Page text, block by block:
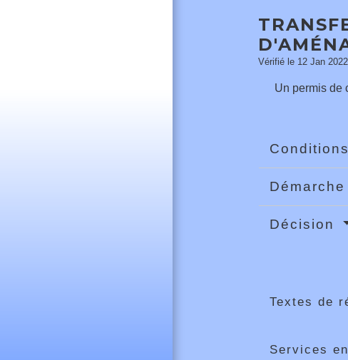
Vérifié le 12 Jan
Un permis de
Conditions
Démarche
Décision
Textes de
Services